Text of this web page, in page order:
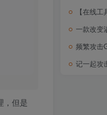
，但是
【在线工
一款改
频繁攻击
记一起攻